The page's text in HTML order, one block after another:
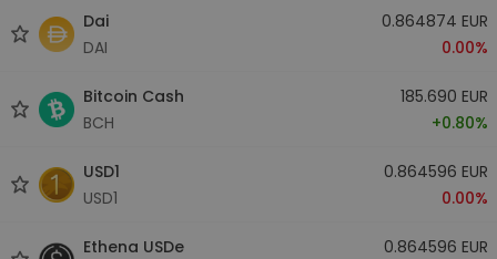
Dai
DAI
0.864874 EUR
0.00%
Bitcoin Cash
BCH
185.690 EUR
+0.80%
USD1
USD1
0.864596 EUR
0.00%
Ethena USDe
0.864596 EUR